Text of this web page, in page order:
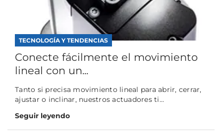
TECNOLOGÍA Y TENDENCIAS
Conecte fácilmente el movimiento
lineal con un...
Tanto si precisa movimiento lineal para abrir, cerrar,
ajustar o inclinar, nuestros actuadores ti...
Seguir leyendo